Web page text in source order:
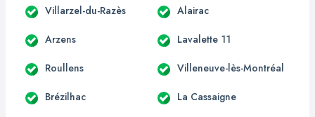
Villarzel-du-Razès Alairac
Arzens Lavalette 11
Roullens Villeneuve-lès-Montréal
Brézilhac La Cassaigne